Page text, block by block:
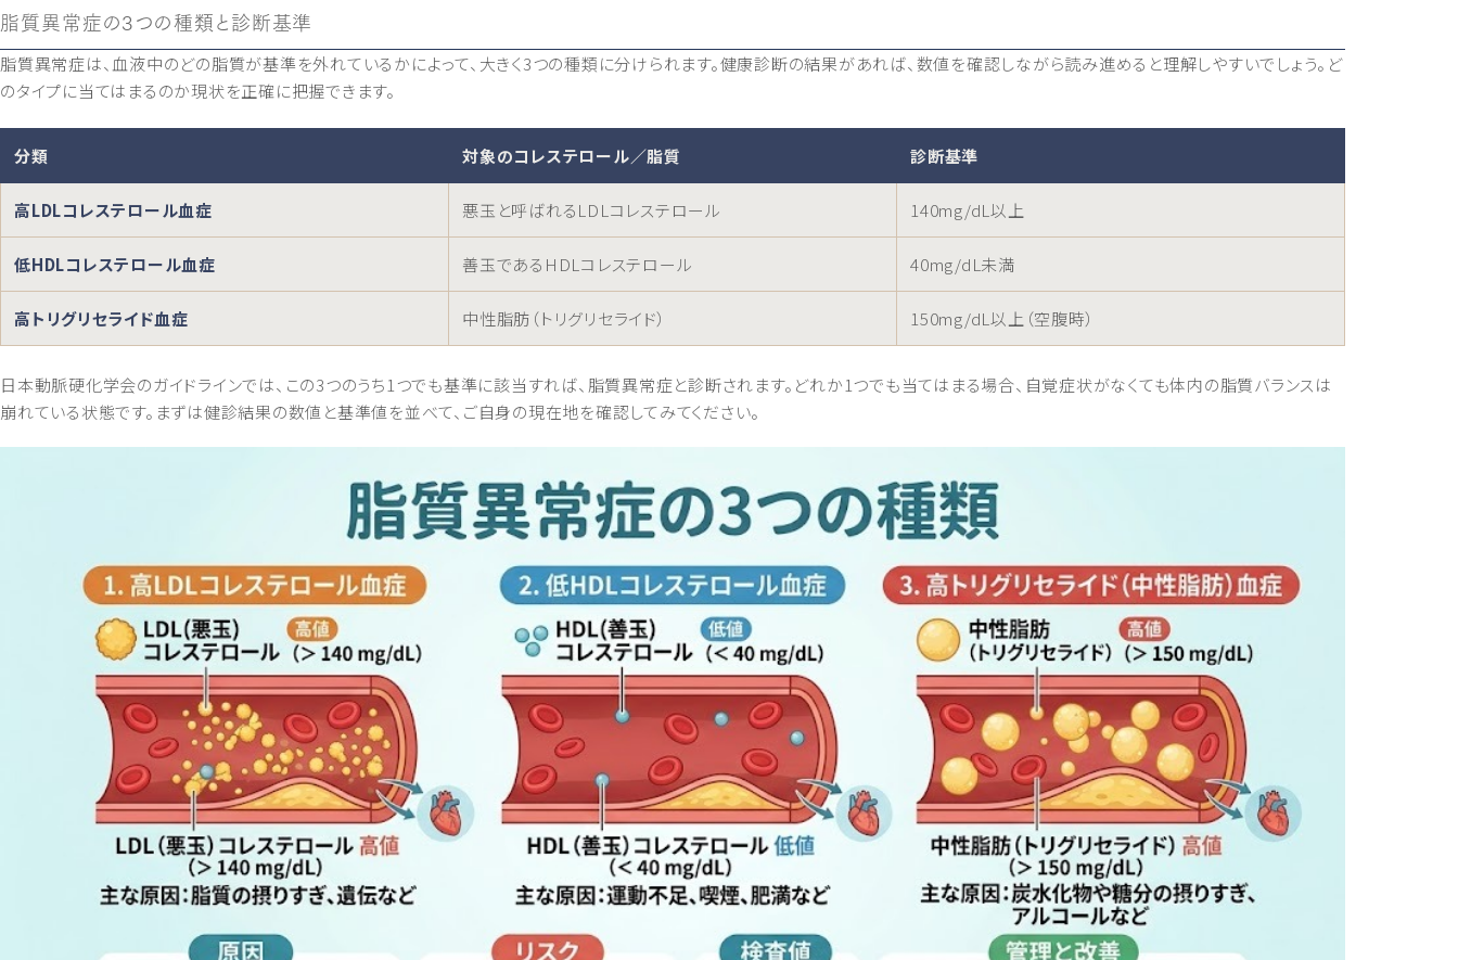
脂質異常症の3つの種類と診断基準
脂質異常症は、血液中のどの脂質が基準を外れているかによって、大きく3つの種類に分けられます。健康診断の結果があれば、数値を確認しながら読み進めると理解しやすいでしょう。ど
のタイプに当てはまるのか現状を正確に把握できます。
分類 対象のコレステロール／脂質 診断基準
高LDLコレステロール血症 悪玉と呼ばれるLDLコレステロール 140mg/dL以上
低HDLコレステロール血症 善玉であるHDLコレステロール 40mg/dL未満
高トリグリセライド血症 中性脂肪（トリグリセライド） 150mg/dL以上（空腹時）
日本動脈硬化学会のガイドラインでは、この3つのうち1つでも基準に該当すれば、脂質異常症と診断されます。どれか1つでも当てはまる場合、自覚症状がなくても体内の脂質バランスは
崩れている状態です。まずは健診結果の数値と基準値を並べて、ご自身の現在地を確認してみてください。